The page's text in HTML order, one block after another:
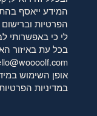
המידע ייאסף
הפרטיות
לי כי
בכל עת באיזור
אופן השימוש
במדיניות